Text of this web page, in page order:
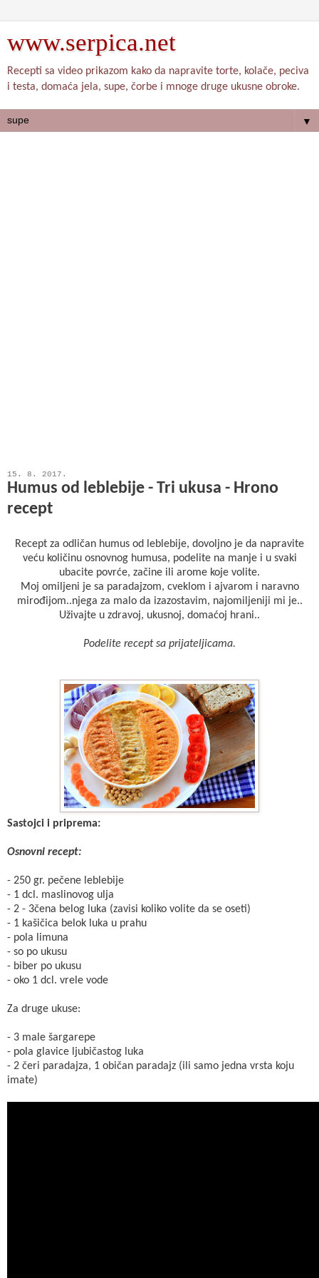
www.serpica.net
Recepti sa video prikazom kako da napravite torte, kolače, peciva
i testa, domaća jela, supe, čorbe i mnoge druge ukusne obroke.
▼
15. 8. 2017.
Humus od leblebije - Tri ukusa - Hrono
recept
Recept za odličan humus od leblebije, dovoljno je da napravite
veću količinu osnovnog humusa, podelite na manje i u svaki
ubacite povrće, začine ili arome koje volite.
Moj omiljeni je sa paradajzom, cveklom i ajvarom i naravno
mirođijom..njega za malo da izazostavim, najomiljeniji mi je..
Uživajte u zdravoj, ukusnoj, domaćoj hrani..
Podelite recept sa prijateljicama.
Sastojci i priprema:
Osnovni recept:
- 250 gr. pečene leblebije
- 1 dcl. maslinovog ulja
- 2 - 3čena belog luka (zavisi koliko volite da se oseti)
- 1 kašičica belok luka u prahu
- pola limuna
- so po ukusu
- biber po ukusu
- oko 1 dcl. vrele vode
Za druge ukuse:
- 3 male šargarepe
- pola glavice ljubičastog luka
- 2 čeri paradajza, 1 običan paradajz (ili samo jedna vrsta koju
imate)